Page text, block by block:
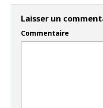
Laisser un
Commentaire